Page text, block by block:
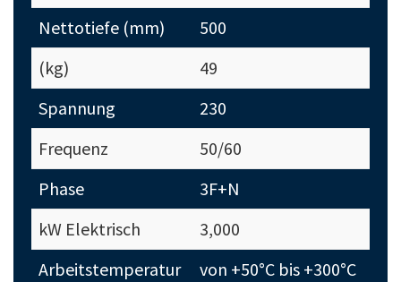
Nettotiefe (mm)
500
(kg)
49
Spannung
230
Frequenz
50/60
Phase
3F+N
kW Elektrisch
3,000
Arbeitstemperatur
von +50°C bis +300°C